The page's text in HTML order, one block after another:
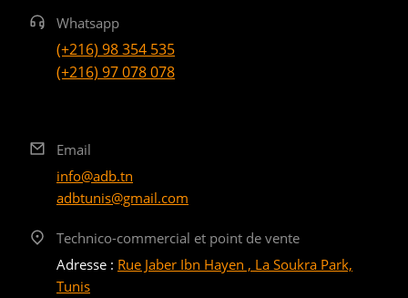
Whatsapp
(+216) 98 354 535
(+216) 97 078 078
Email
info@adb.tn
adbtunis@gmail.com
Technico-commercial et point de vente
Adresse : Rue Jaber Ibn Hayen , La Soukra Park,
Tunis